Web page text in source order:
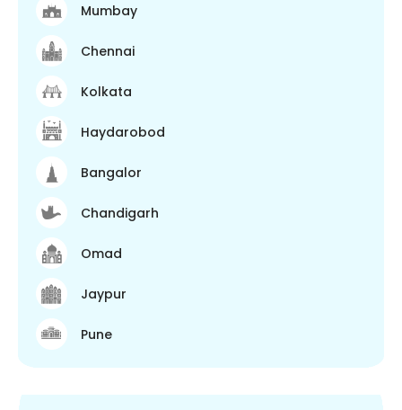
Mumbay
Chennai
Kolkata
Haydarobod
Bangalor
Chandigarh
Omad
Jaypur
Pune